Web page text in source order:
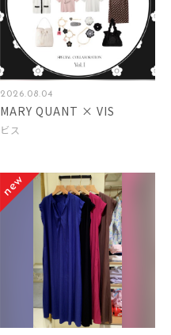
2026.08.04
MARY QUANT × VIS
ビス